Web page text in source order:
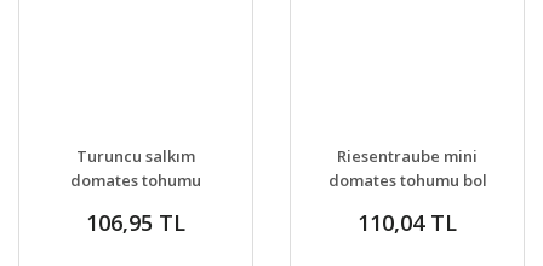
DETAYLAR SEPETE EKLE
Turuncu salkım
domates tohumu
tomato seeds
106,95 TL
DETAYLAR SEPETE EKLE
Riesentraube mini
domates tohumu bol
110,04 TL